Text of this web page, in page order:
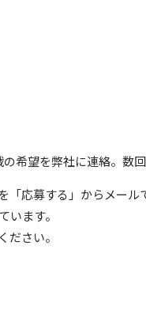
希望を弊社に連絡。数
応募する」からメー
ます。
さい。